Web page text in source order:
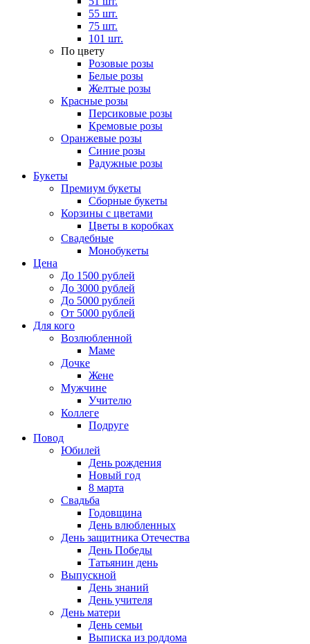
55 шт.
75 шт.
101 шт.
По цвету
Розовые розы
Белые розы
Желтые розы
Красные розы
Персиковые розы
Кремовые розы
Оранжевые розы
Синие розы
Радужные розы
Букеты
Премиум букеты
Сборные букеты
Корзины с цветами
Цветы в коробках
Свадебные
Монобукеты
Цена
До 1500 рублей
До 3000 рублей
До 5000 рублей
От 5000 рублей
Для кого
Возлюбленной
Маме
Дочке
Жене
Мужчине
Учителю
Коллеге
Подруге
Повод
Юбилей
День рождения
Новый год
8 марта
Свадьба
Годовщина
День влюбленных
День защитника Отечества
День Победы
Татьянин день
Выпускной
День знаний
День учителя
День матери
День семьи
Выписка из роддома